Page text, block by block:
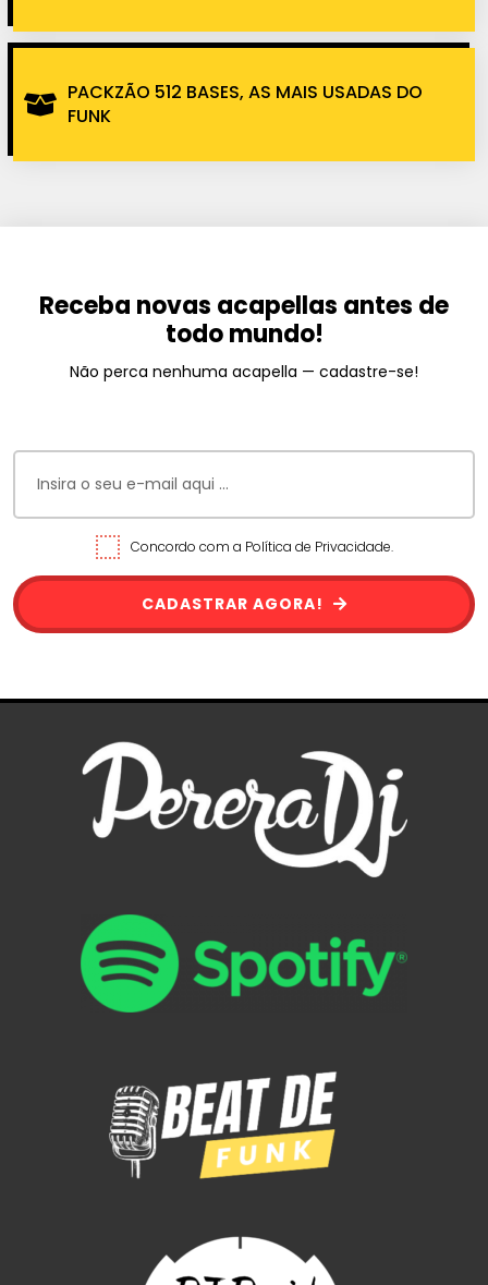
PACKZÃO 512 BASES, AS MAIS USADAS DO
FUNK
Receba novas acapellas antes de
todo mundo!
Não perca nenhuma acapella — cadastre-se!
Concordo com a Política de Privacidade.
CADASTRAR AGORA!